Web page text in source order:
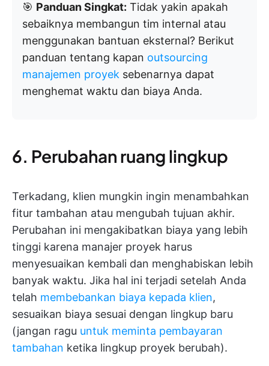
🎯 Panduan Singkat: Tidak yakin apakah
sebaiknya membangun tim internal atau
menggunakan bantuan eksternal? Berikut
panduan tentang kapan outsourcing
manajemen proyek sebenarnya dapat
menghemat waktu dan biaya Anda.
6. Perubahan ruang lingkup
Terkadang, klien mungkin ingin menambahkan
fitur tambahan atau mengubah tujuan akhir.
Perubahan ini mengakibatkan biaya yang lebih
tinggi karena manajer proyek harus
menyesuaikan kembali dan menghabiskan lebih
banyak waktu. Jika hal ini terjadi setelah Anda
telah membebankan biaya kepada klien,
sesuaikan biaya sesuai dengan lingkup baru
(jangan ragu untuk meminta pembayaran
tambahan ketika lingkup proyek berubah).